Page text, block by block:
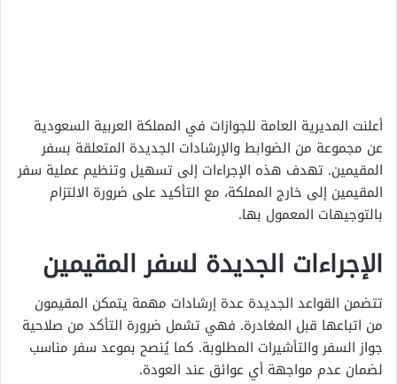
أعلنت المديرية العامة للجوازات في المملكة العربية السعودية
عن مجموعة من الضوابط والإرشادات الجديدة المتعلقة بسفر
المقيمين. تهدف هذه الإجراءات إلى تسهيل وتنظيم عملية سفر
المقيمين إلى خارج المملكة، مع التأكيد على ضرورة الالتزام
بالتوجيهات المعمول بها.
الإجراءات الجديدة لسفر المقيمين
تتضمن القواعد الجديدة عدة إرشادات مهمة يتمكن المقيمون
من اتباعها قبل المغادرة. فهي تشمل ضرورة التأكد من صلاحية
جواز السفر والتأشيرات المطلوبة. كما يُنصح بموعد سفر مناسب
لضمان عدم مواجهة أي عوائق عند العودة.